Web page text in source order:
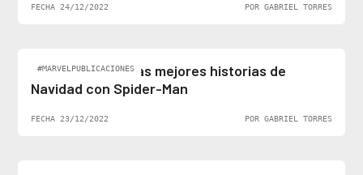
FECHA 24/12/2022 POR GABRIEL TORRES
#MARVELPUBLICACIONES
Felices fiestas: las mejores historias de
Navidad con Spider-Man
FECHA 23/12/2022 POR GABRIEL TORRES